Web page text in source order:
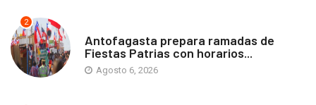
2
Antofagasta prepara ramadas de
Fiestas Patrias con horarios...
Agosto 6, 2026